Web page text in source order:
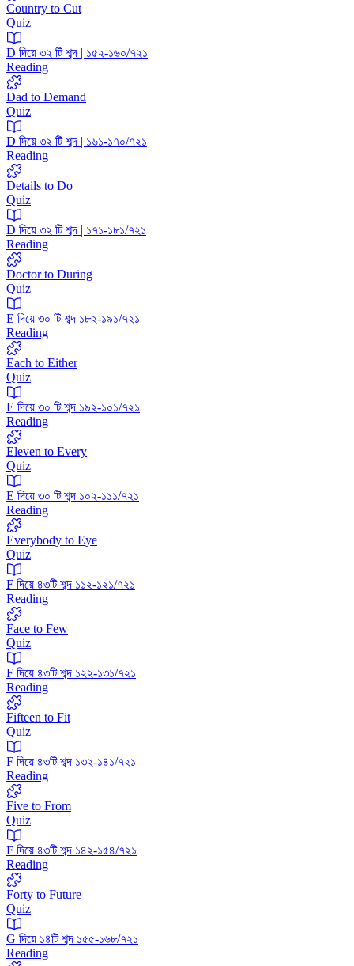
Country to Cut
Quiz
D দিয়ে ৩২ টি শব্দ | ১৫২-১৬০/৭২১
Reading
Dad to Demand
Quiz
D দিয়ে ৩২ টি শব্দ | ১৬১-১৭০/৭২১
Reading
Details to Do
Quiz
D দিয়ে ৩২ টি শব্দ | ১৭১-১৮১/৭২১
Reading
Doctor to During
Quiz
E দিয়ে ৩০ টি শব্দ ১৮২-১৯১/৭২১
Reading
Each to Either
Quiz
E দিয়ে ৩০ টি শব্দ ১৯২-১০১/৭২১
Reading
Eleven to Every
Quiz
E দিয়ে ৩০ টি শব্দ ১০২-১১১/৭২১
Reading
Everybody to Eye
Quiz
F দিয়ে ৪৩টি শব্দ ১১২-১২১/৭২১
Reading
Face to Few
Quiz
F দিয়ে ৪৩টি শব্দ ১২২-১৩১/৭২১
Reading
Fifteen to Fit
Quiz
F দিয়ে ৪৩টি শব্দ ১৩২-১৪১/৭২১
Reading
Five to From
Quiz
F দিয়ে ৪৩টি শব্দ ১৪২-১৫৪/৭২১
Reading
Forty to Future
Quiz
G দিয়ে ১৪টি শব্দ ১৫৫-১৬৮/৭২১
Reading